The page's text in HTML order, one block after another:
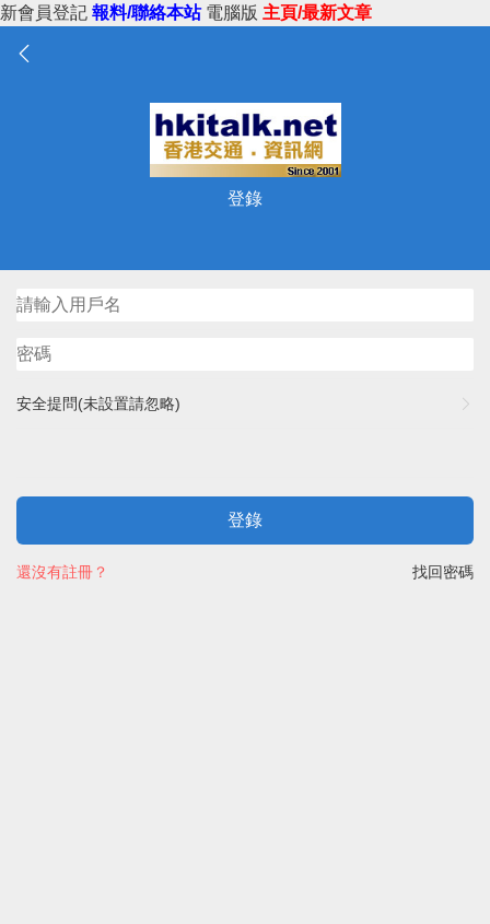
新會員登記 報料/聯絡本站 電腦版 主頁/最新文章
登錄
安全提問(未設置請忽略)
登錄
找回密碼
還沒有註冊？